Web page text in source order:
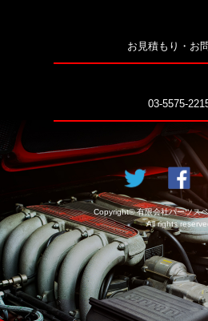
お見積もり・お
03-5575-
Copyright© 有限会社パーツス
All rights